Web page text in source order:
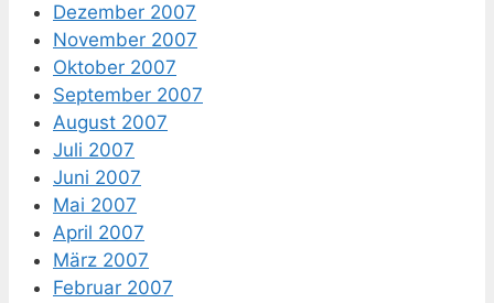
Dezember 2007
November 2007
Oktober 2007
September 2007
August 2007
Juli 2007
Juni 2007
Mai 2007
April 2007
März 2007
Februar 2007